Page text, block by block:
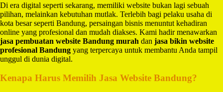
Di era digital seperti sekarang, memiliki website bukan lagi sebuah
pilihan, melainkan kebutuhan mutlak. Terlebih bagi pelaku usaha di
kota besar seperti Bandung, persaingan bisnis menuntut kehadiran
online yang profesional dan mudah diakses. Kami hadir menawarkan
jasa pembuatan website Bandung murah dan jasa bikin website
profesional Bandung yang terpercaya untuk membantu Anda tampil
unggul di dunia digital.
Kenapa Harus Memilih Jasa Website Bandung?